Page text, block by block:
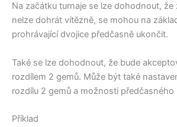
Na začátku turnaje se lze dohodnout, že
nelze dohrát vítězně, se mohou na
prohrávající dvojice předčasně ukončit.
Také se lze dohodnout, že bude
rozdílem 2 gemů. Může být také
rozdílu 2 gemů a možnosti předčasného
Příklad